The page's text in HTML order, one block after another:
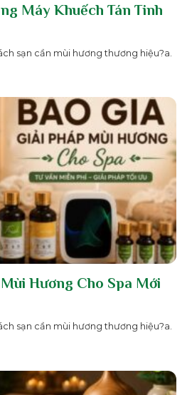
Máy Khuếch Tán Tinh
sạn cần mùi hương thương hiệu?a.
Hương Cho Spa Mới
sạn cần mùi hương thương hiệu?a.